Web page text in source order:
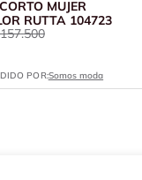
MUJER
RUTTA 104723
157.500
POR:Somos moda